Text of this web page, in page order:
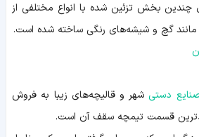
چندین بخش تزئین شده با انواع مختلفی از
مانندگچ و شیشه‌های رنگی ساخته شده است.
دستی شهر و قالیچه‌های زیبا به فروش
قسمت تیمچه سقف آن است.